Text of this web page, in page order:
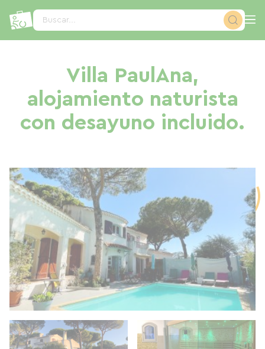
Buscar...
Villa PaulAna,
alojamiento naturista
con desayuno incluido.
Panel de gestión de cookies